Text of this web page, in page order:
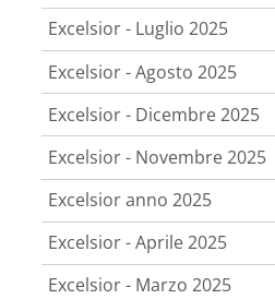
Excelsior - Luglio 2025
Excelsior - Agosto 2025
Excelsior - Dicembre 2025
Excelsior - Novembre 2025
Excelsior anno 2025
Excelsior - Aprile 2025
Excelsior - Marzo 2025